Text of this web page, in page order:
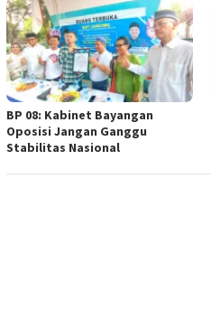
BP 08: Kabinet Bayangan
Oposisi Jangan Ganggu
Stabilitas Nasional